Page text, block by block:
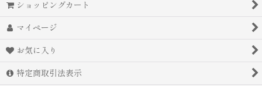
ショッピングカート
マイページ
お気に入り
特定商取引法表示